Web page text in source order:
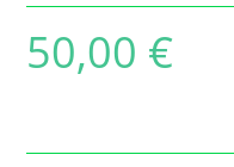
50,00 €